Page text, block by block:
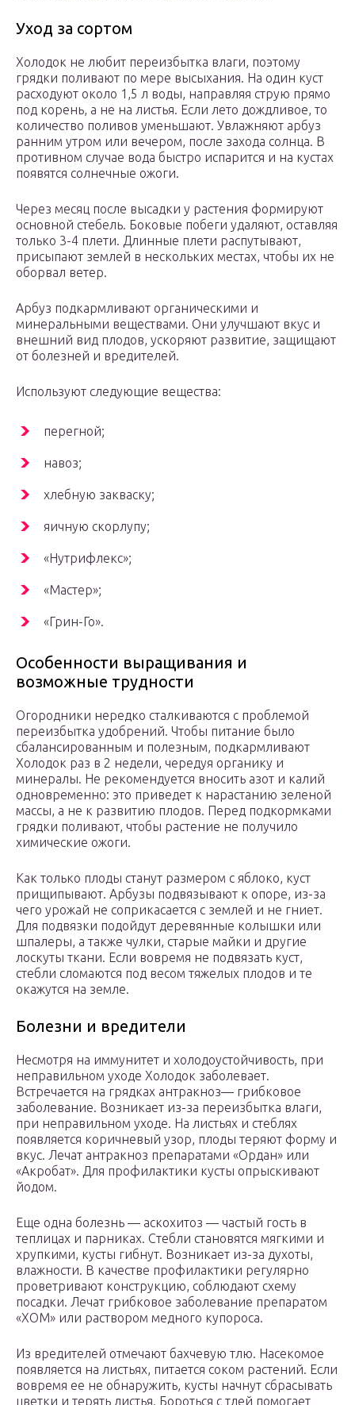
Уход за сортом
Холодок не любит переизбытка влаги, поэтому
грядки поливают по мере высыхания. На один куст
расходуют около 1,5 л воды, направляя струю прямо
под корень, а не на листья. Если лето дождливое, то
количество поливов уменьшают. Увлажняют арбуз
ранним утром или вечером, после захода солнца. В
противном случае вода быстро испарится и на кустах
появятся солнечные ожоги.
Через месяц после высадки у растения формируют
основной стебель. Боковые побеги удаляют, оставляя
только 3-4 плети. Длинные плети распутывают,
присыпают землей в нескольких местах, чтобы их не
оборвал ветер.
Арбуз подкармливают органическими и
минеральными веществами. Они улучшают вкус и
внешний вид плодов, ускоряют развитие, защищают
от болезней и вредителей.
Используют следующие вещества:
перегной;
навоз;
хлебную закваску;
яичную скорлупу;
«Нутрифлекс»;
«Мастер»;
«Грин-Го».
Особенности выращивания и
возможные трудности
Огородники нередко сталкиваются с проблемой
переизбытка удобрений. Чтобы питание было
сбалансированным и полезным, подкармливают
Холодок раз в 2 недели, чередуя органику и
минералы. Не рекомендуется вносить азот и калий
одновременно: это приведет к нарастанию зеленой
массы, а не к развитию плодов. Перед подкормками
грядки поливают, чтобы растение не получило
химические ожоги.
Как только плоды станут размером с яблоко, куст
прищипывают. Арбузы подвязывают к опоре, из-за
чего урожай не соприкасается с землей и не гниет.
Для подвязки подойдут деревянные колышки или
шпалеры, а также чулки, старые майки и другие
лоскуты ткани. Если вовремя не подвязать куст,
стебли сломаются под весом тяжелых плодов и те
окажутся на земле.
Болезни и вредители
Несмотря на иммунитет и холодоустойчивость, при
неправильном уходе Холодок заболевает.
Встречается на грядках антракноз— грибковое
заболевание. Возникает из-за переизбытка влаги,
при неправильном уходе. На листьях и стеблях
появляется коричневый узор, плоды теряют форму и
вкус. Лечат антракноз препаратами «Ордан» или
«Акробат». Для профилактики кусты опрыскивают
йодом.
Еще одна болезнь — аскохитоз — частый гость в
теплицах и парниках. Стебли становятся мягкими и
хрупкими, кусты гибнут. Возникает из-за духоты,
влажности. В качестве профилактики регулярно
проветривают конструкцию, соблюдают схему
посадки. Лечат грибковое заболевание препаратом
«ХОМ» или раствором медного купороса.
Из вредителей отмечают бахчевую тлю. Насекомое
появляется на листьях, питается соком растений. Если
вовремя ее не обнаружить, кусты начнут сбрасывать
цветки и терять листья. Бороться с тлей помогает